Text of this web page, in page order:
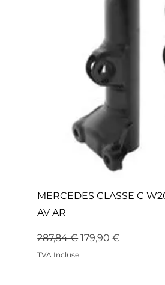
MERCEDES CLASSE C
AV AR
Prix original
287,84 € Prix
179,90 €
TVA Incluse